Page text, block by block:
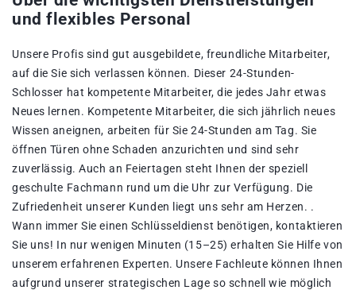
und flexibles Personal
Unsere Profis sind gut ausgebildete, freundliche Mitarbeiter,
auf die Sie sich verlassen können. Dieser 24-Stunden-
Schlosser hat kompetente Mitarbeiter, die jedes Jahr etwas
Neues lernen. Kompetente Mitarbeiter, die sich jährlich neues
Wissen aneignen, arbeiten für Sie 24-Stunden am Tag. Sie
öffnen Türen ohne Schaden anzurichten und sind sehr
zuverlässig. Auch an Feiertagen steht Ihnen der speziell
geschulte Fachmann rund um die Uhr zur Verfügung. Die
Zufriedenheit unserer Kunden liegt uns sehr am Herzen. .
Wann immer Sie einen Schlüsseldienst benötigen, kontaktieren
Sie uns! In nur wenigen Minuten (15–25) erhalten Sie Hilfe von
unserem erfahrenen Experten. Unsere Fachleute können Ihnen
aufgrund unserer strategischen Lage so schnell wie möglich